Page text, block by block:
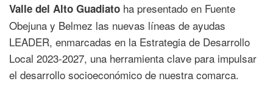
Valle del Alto Guadiato ha presentado en Fuente
Obejuna y Belmez las nuevas líneas de ayudas
LEADER, enmarcadas en la Estrategia de Desarrollo
Local 2023-2027, una herramienta clave para impulsar
el desarrollo socioeconómico de nuestra comarca.